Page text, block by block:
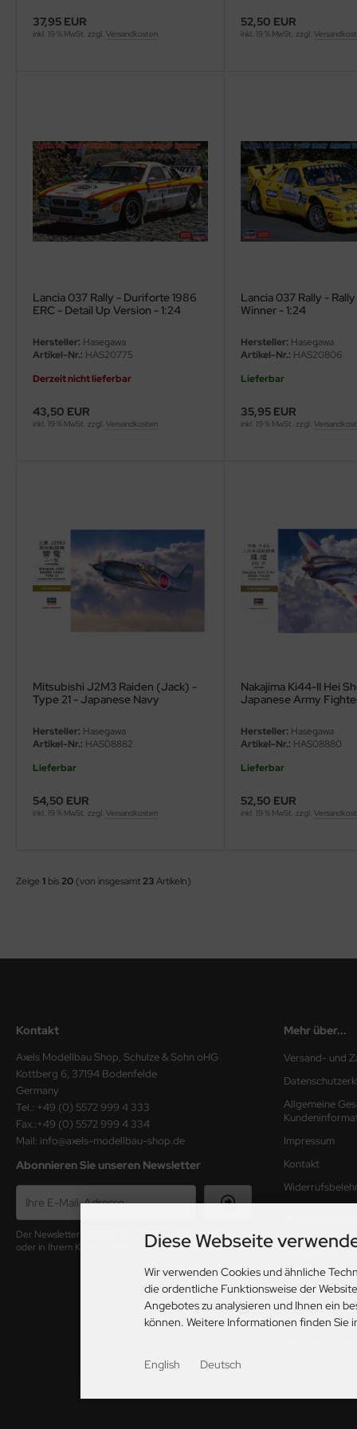
37,95 EUR
inkl. 19 % MwSt. zzgl. Versandkosten
52,50 EUR
inkl. 19 % MwSt. zzgl.
Lancia 037 Rally - Duriforte 1986
ERC - Detail Up Version - 1:24
Hersteller: Hasegawa
Artikel-Nr.: HAS20775
Derzeit nicht lieferbar
43,50 EUR
inkl. 19 % MwSt. zzgl. Versandkosten
Lancia 037 Rally -
Winner - 1:24
Hersteller: Hasegawa
Artikel-Nr.: HAS20806
Lieferbar
35,95 EUR
inkl. 19 % MwSt. zzgl.
Mitsubishi J2M3 Raiden (Jack) -
Type 21 - Japanese Navy
Hersteller: Hasegawa
Artikel-Nr.: HAS08882
Lieferbar
54,50 EUR
inkl. 19 % MwSt. zzgl. Versandkosten
Nakajima Ki44-II Hei
Japanese Army
Hersteller: Hasegawa
Artikel-Nr.: HAS08880
Lieferbar
52,50 EUR
inkl. 19 % MwSt. zzgl.
Zeige 1 bis20 (von insgesamt23Artikeln)
Kontakt
Axels Modellbau Shop, Schulze & Sohn oHG
Kottberg 6, 37194 Bodenfelde
Germany
Tel.: +49 (0) 5572 999 4 333
Fax.:+49 (0) 5572 999 4 334
Mail: info@axels-modellbau-shop.de
Abonnieren Sie unseren Newsletter
Der Newsletter ist kostenlos und kann jederzeit hier
oder in Ihrem Kundenkonto wieder abbestellt werden.
Mehr über...
Versand- und
Allgemeine
Impressum
Kontakt
Angaben zur
Cookie
Diese Webseite
Wir verwenden Cookies und ähnliche
die ordentliche Funktionsweise der
Angebotes zu analysieren und Ihnen ein
können. Weitere Informationen finden Sie
English Deutsch